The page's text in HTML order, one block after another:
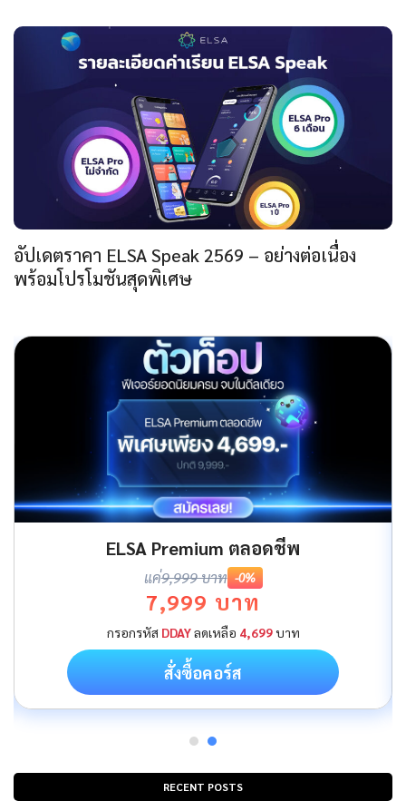
อัปเดตราคา ELSA Speak 2569 – อย่างต่อเนื่อง
พร้อมโปรโมชันสุดพิเศษ
RECENT POSTS
ELSA Premium ตลอดชีพ
แค่9,999 บาท -0%
7,999 บาท
กรอกรหัส DDAYลดเหลือ 4,699บาท
สั่งซื้อคอร์ส